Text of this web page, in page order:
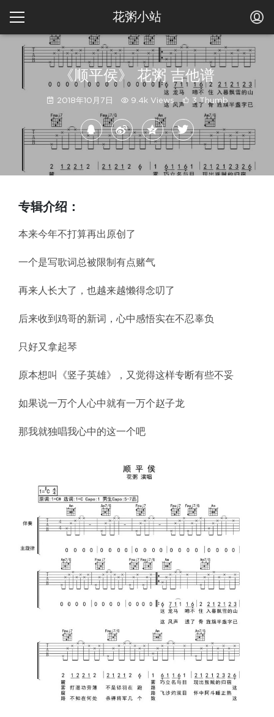
花粥小站
《顺平侯》 花粥 吉他谱
2018年10月7日 9.4k Views 3 Thumb
专辑介绍：
本来今年不打算再出原创了
一个是写歌词总被限制有点赌气
再来人长大了，也越来越懒得念叨了
后来收到鸡哥的新词，心中感悟实在不忍辜负
只好又拿起琴
原本想叫《竖子英雄》，又觉得这样专断有些不妥
如果说一万个人心中就有一万个赵子龙
那我就独唱我心中的这一个吧